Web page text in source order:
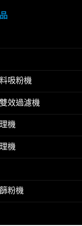
吸粉機
效過濾機
機
機
粉機